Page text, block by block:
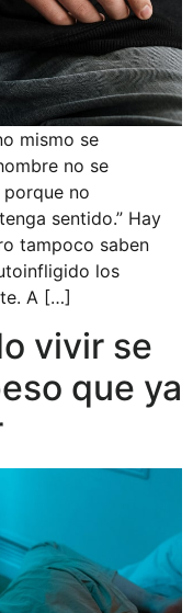
mismo se
no se
no
sentido.” Hay
tampoco saben
los
A […]
vivir se
que ya